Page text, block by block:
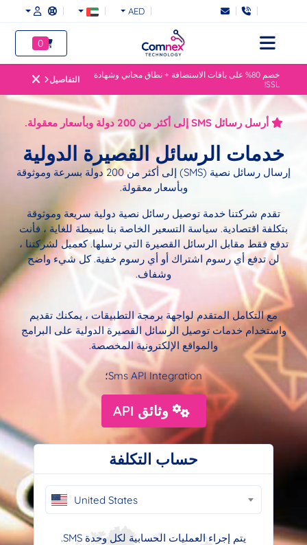
AED
0
خصم 80% على باقات الاستضافة + نطاق مجاني وشهادة
SSL!
التفاصيل
أرسل رسائل SMS إلى أكثر من 200 دولة وبأسعار معقولة.
خدمات الرسائل القصيرة الدولية
إرسال رسائل نصية (SMS) إلى أكثر من 200 دولة بسرعة وموثوقة
وبأسعار معقولة.
تقدم شركتنا خدمة توصيل رسائل نصية دولية سريعة وموثوقة
بتكلفة اقتصادية. سياسة التسعير الخاصة بنا بسيطة للغاية ، فأنت
تدفع فقط مقابل الرسائل القصيرة التي ترسلها. كعميل لشركتنا ،
لن تدفع أي رسوم اشتراك أو أي رسوم خفية. كل شيء واضح
وشفاف.
مع التكامل المتقدم لواجهة برمجة التطبيقات ، يمكنك تقديم
واستخدام خدمات توصيل الرسائل القصيرة الدولية على البرامج
والمواقع الإلكترونية المخصصة.
Sms API Integration؛
وثائق API
حساب التكلفة
United States
يتم إجراء العمليات الحسابية لكل وحدة SMS.